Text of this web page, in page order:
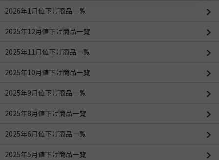
2026年1月値下げ商品一覧
2025年12月値下げ商品一覧
2025年11月値下げ商品一覧
2025年10月値下げ商品一覧
2025年9月値下げ商品一覧
2025年8月値下げ商品一覧
2025年6月値下げ商品一覧
2025年5月値下げ商品一覧